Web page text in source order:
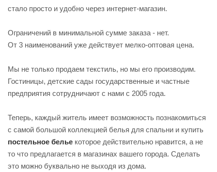
стало просто и удобно через интернет-магазин.
Ограничений в минимальной сумме заказа - нет.
От 3 наименований уже действует мелко-оптовая цена.
Мы не только продаем текстиль, но мы его производим.
Гостиницы, детские сады государственные и частные
предприятия сотрудничают с нами с 2005 года.
Теперь, каждый житель имеет возможность познакомиться
с самой большой коллекцией белья для спальни и купить
постельное белье которое действительно нравится, а не
то что предлагается в магазинах вашего города. Сделать
это можно буквально не выходя из дома.